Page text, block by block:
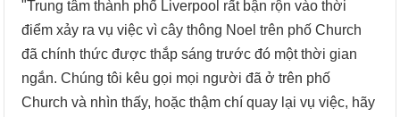
"Trung tâm thành phố Liverpool rất bận rộn vào thời
điểm xảy ra vụ việc vì cây thông Noel trên phố Church
đã chính thức được thắp sáng trước đó một thời gian
ngắn. Chúng tôi kêu gọi mọi người đã ở trên phố
Church và nhìn thấy, hoặc thậm chí quay lại vụ việc, hãy